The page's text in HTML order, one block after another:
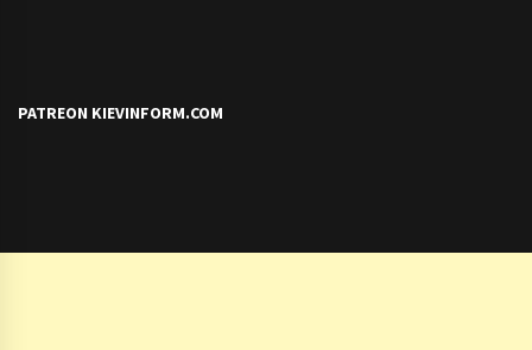
PATREON KIEVINFORM.COM